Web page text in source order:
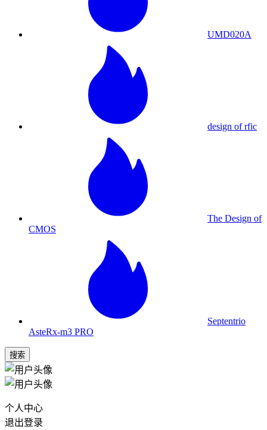
UMD020A
design of rfic
The Design of
CMOS
Septentrio
AsteRx-m3 PRO
搜索
个人中心
退出登录